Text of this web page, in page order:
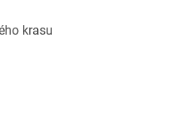
krasu